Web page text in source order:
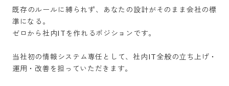
既存のルールに縛られず、あなたの設計がそのまま会社の標
準になる。
ゼロから社内ITを作れるポジションです。
当社初の情報システム専任として、社内IT全般の立ち上げ・
運用・改善を担っていただきます。